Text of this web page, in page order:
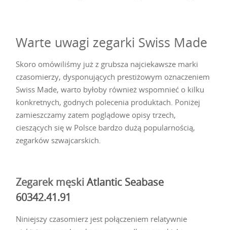
Warte uwagi zegarki Swiss Made
Skoro omówiliśmy już z grubsza najciekawsze marki
czasomierzy, dysponujących prestiżowym oznaczeniem
Swiss Made, warto byłoby również wspomnieć o kilku
konkretnych, godnych polecenia produktach. Poniżej
zamieszczamy zatem poglądowe opisy trzech,
cieszących się w Polsce bardzo dużą popularnością,
zegarków szwajcarskich.
Zegarek męskiAtlantic Seabase
60342.41.91
Niniejszy czasomierz jest połączeniem relatywnie